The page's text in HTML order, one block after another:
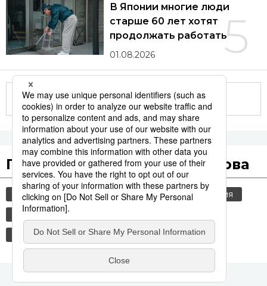
5
В Японии многие люди
старше 60 лет хотят
продолжать работать
01.08.2026
Другие статьи по теме
Популярные поисковые слова
общество культура jiji press
история
технологии
транспорт
еда и напитки россия